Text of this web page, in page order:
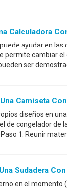
Calculadora
ayudar en
permite cambiar el
ser
Camiseta
diseños en
de congelador de
1: Reunir
Sudadera
en el momento